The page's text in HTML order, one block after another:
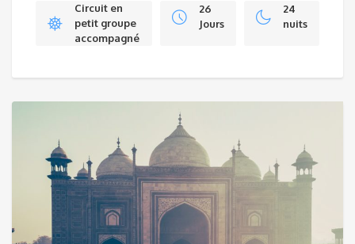
Circuit en
petit groupe
accompagné
26
Jours
24
nuits